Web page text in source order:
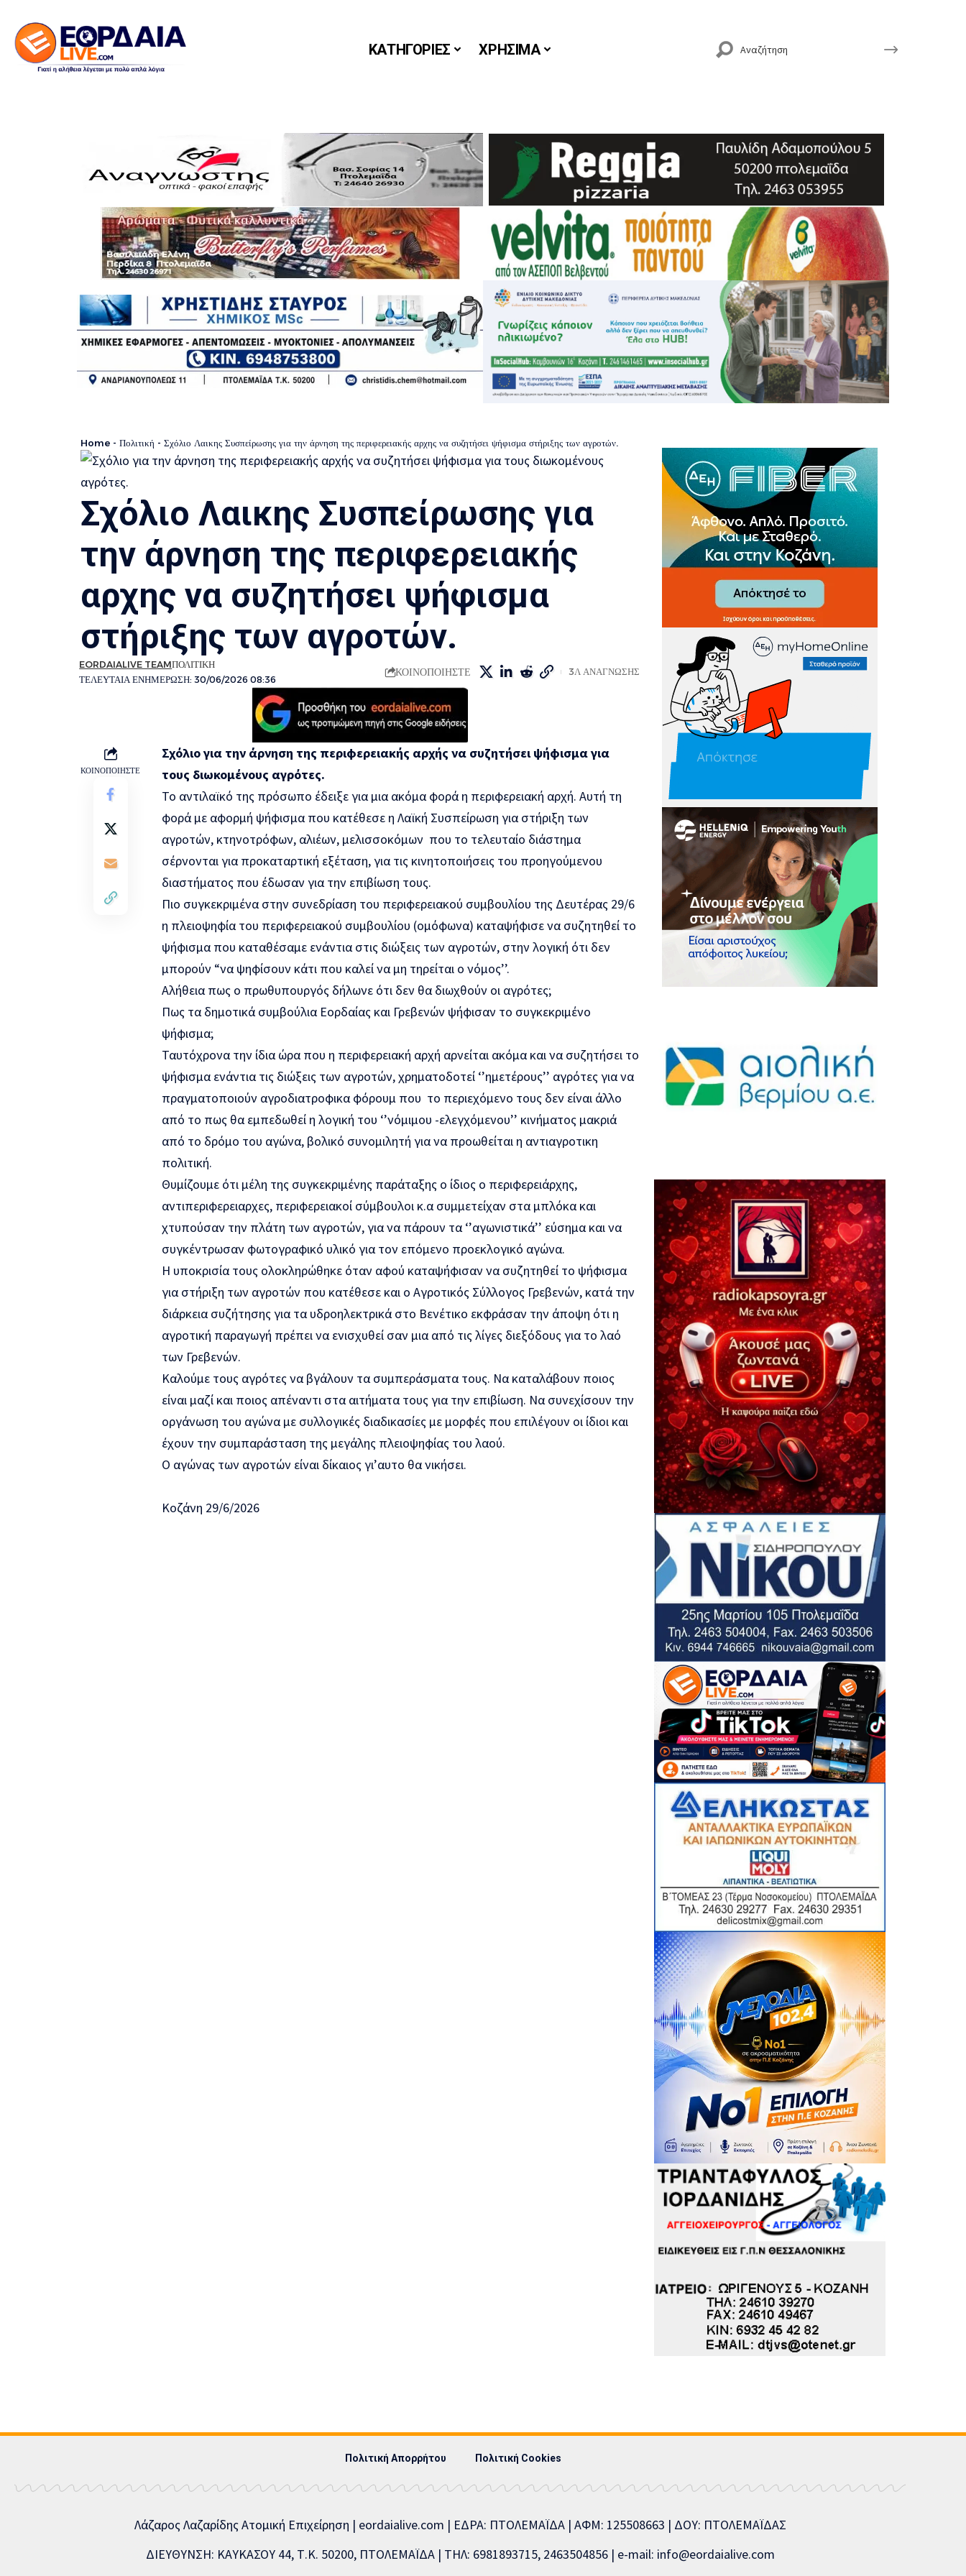
ΚΑΤΗΓΟΡΙΕΣ ΧΡΗΣΙΜΑ
Home - Πολιτική - Σχόλιο Λαικης Συσπείρωσης για την άρνηση της περιφερειακής αρχης να συζητήσει ψήφισμα στήριξης των αγροτών.
Σχόλιο Λαικης Συσπείρωσης για
την άρνηση της περιφερειακής
αρχης να συζητήσει ψήφισμα
στήριξης των αγροτών.
ΤΕΛΕΥΤΑΙΑ ΕΝΗΜΕΡΩΣΗ: 30/06/2026 08:36
EORDAIALIVE TEAMΠΟΛΙΤΙΚΗ
ΚΟΙΝΟΠΟΙΗΣΤΕ 3Λ ΑΝΑΓΝΩΣΗΣ
ΚΟΙΝΟΠΟΙΗΣΤΕ
Σχόλιο για την άρνηση της περιφερειακής αρχής να συζητήσει ψήφισμα για
τους διωκομένους αγρότες.
Το αντιλαϊκό της πρόσωπο έδειξε για μια ακόμα φορά η περιφερειακή αρχή. Αυτή τη
φορά με αφορμή ψήφισμα που κατέθεσε η Λαϊκή Συσπείρωση για στήριξη των
αγροτών, κτηνοτρόφων, αλιέων, μελισσοκόμων που το τελευταίο διάστημα
σέρνονται για προκαταρτική εξέταση, για τις κινητοποιήσεις του προηγούμενου
διαστήματος που έδωσαν για την επιβίωση τους.
Πιο συγκεκριμένα στην συνεδρίαση του περιφερειακού συμβουλίου της Δευτέρας 29/6
η πλειοψηφία του περιφερειακού συμβουλίου (ομόφωνα) καταψήφισε να συζητηθεί το
ψήφισμα που καταθέσαμε ενάντια στις διώξεις των αγροτών, στην λογική ότι δεν
μπορούν “να ψηφίσουν κάτι που καλεί να μη τηρείται ο νόμος’’.
Αλήθεια πως ο πρωθυπουργός δήλωνε ότι δεν θα διωχθούν οι αγρότες;
Πως τα δημοτικά συμβούλια Εορδαίας και Γρεβενών ψήφισαν το συγκεκριμένο
ψήφισμα;
Ταυτόχρονα την ίδια ώρα που η περιφερειακή αρχή αρνείται ακόμα και να συζητήσει το
ψήφισμα ενάντια τις διώξεις των αγροτών, χρηματοδοτεί ‘’ημετέρους’’ αγρότες για να
πραγματοποιούν αγροδιατροφικα φόρουμ που το περιεχόμενο τους δεν είναι άλλο
από το πως θα εμπεδωθεί η λογική του ‘’νόμιμου -ελεγχόμενου’’ κινήματος μακριά
από το δρόμο του αγώνα, βολικό συνομιλητή για να πρoωθείται η αντιαγροτικη
πολιτική.
Θυμίζουμε ότι μέλη της συγκεκριμένης παράταξης ο ίδιος ο περιφερειάρχης,
αντιπεριφερειαρχες, περιφερειακοί σύμβουλοι κ.α συμμετείχαν στα μπλόκα και
χτυπούσαν την πλάτη των αγροτών, για να πάρουν τα ‘’αγωνιστικά’’ εύσημα και να
συγκέντρωσαν φωτογραφικό υλικό για τον επόμενο προεκλογικό αγώνα.
Η υποκρισία τους ολοκληρώθηκε όταν αφού καταψήφισαν να συζητηθεί το ψήφισμα
για στήριξη των αγροτών που κατέθεσε και ο Αγροτικός Σύλλογος Γρεβενών, κατά την
διάρκεια συζήτησης για τα υδροηλεκτρικά στο Βενέτικο εκφράσαν την άποψη ότι η
αγροτική παραγωγή πρέπει να ενισχυθεί σαν μια από τις λίγες διεξόδους για το λαό
των Γρεβενών.
Καλούμε τους αγρότες να βγάλουν τα συμπεράσματα τους. Να καταλάβουν ποιος
είναι μαζί και ποιος απέναντι στα αιτήματα τους για την επιβίωση. Να συνεχίσουν την
οργάνωση του αγώνα με συλλογικές διαδικασίες με μορφές που επιλέγουν οι ίδιοι και
έχουν την συμπαράσταση της μεγάλης πλειοψηφίας του λαού.
Ο αγώνας των αγροτών είναι δίκαιος γι’αυτο θα νικήσει.
Κοζάνη 29/6/2026
Πολιτική Απορρήτου Πολιτική Cookies
Λάζαρος Λαζαρίδης Ατομική Επιχείρηση | eordaialive.com | ΕΔΡΑ: ΠΤΟΛΕΜΑΪΔΑ | ΑΦΜ: 125508663 | ΔΟΥ: ΠΤΟΛΕΜΑΪΔΑΣ
ΔΙΕΥΘΥΝΣΗ: ΚΑΥΚΑΣΟΥ 44, Τ.Κ. 50200, ΠΤΟΛΕΜΑΪΔΑ | ΤΗΛ: 6981893715, 2463504856 | e-mail: info@eordaialive.com